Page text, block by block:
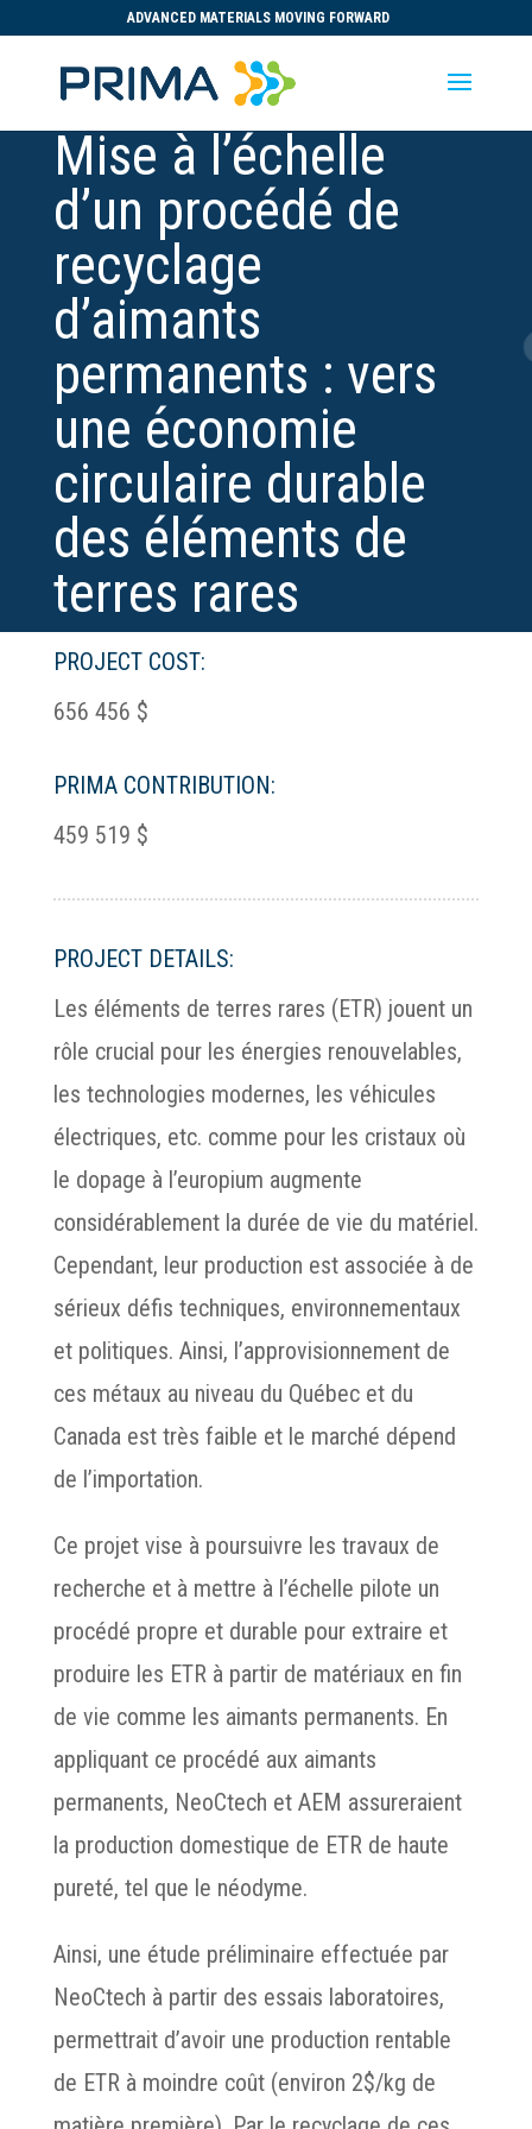
ADVANCED MATERIALS MOVING FORWARD
Mise à l’échelle
d’un procédé de
recyclage
d’aimants
permanents : vers
une économie
circulaire durable
des éléments de
terres rares
PROJECT COST:
656 456 $
PRIMA CONTRIBUTION:
459 519 $
PROJECT DETAILS:
Les éléments de terres rares (ETR) jouent un
rôle crucial pour les énergies renouvelables,
les technologies modernes, les véhicules
électriques, etc. comme pour les cristaux où
le dopage à l’europium augmente
considérablement la durée de vie du matériel.
Cependant, leur production est associée à de
sérieux défis techniques, environnementaux
et politiques. Ainsi, l’approvisionnement de
ces métaux au niveau du Québec et du
Canada est très faible et le marché dépend
de l’importation.
Ce projet vise à poursuivre les travaux de
recherche et à mettre à l’échelle pilote un
procédé propre et durable pour extraire et
produire les ETR à partir de matériaux en fin
de vie comme les aimants permanents. En
appliquant ce procédé aux aimants
permanents, NeoCtech et AEM assureraient
la production domestique de ETR de haute
pureté, tel que le néodyme.
Ainsi, une étude préliminaire effectuée par
NeoCtech à partir des essais laboratoires,
permettrait d’avoir une production rentable
de ETR à moindre coût (environ 2$/kg de